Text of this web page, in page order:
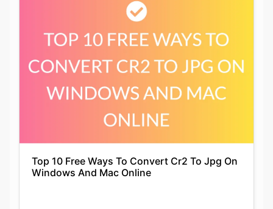
Windows And Mac Online